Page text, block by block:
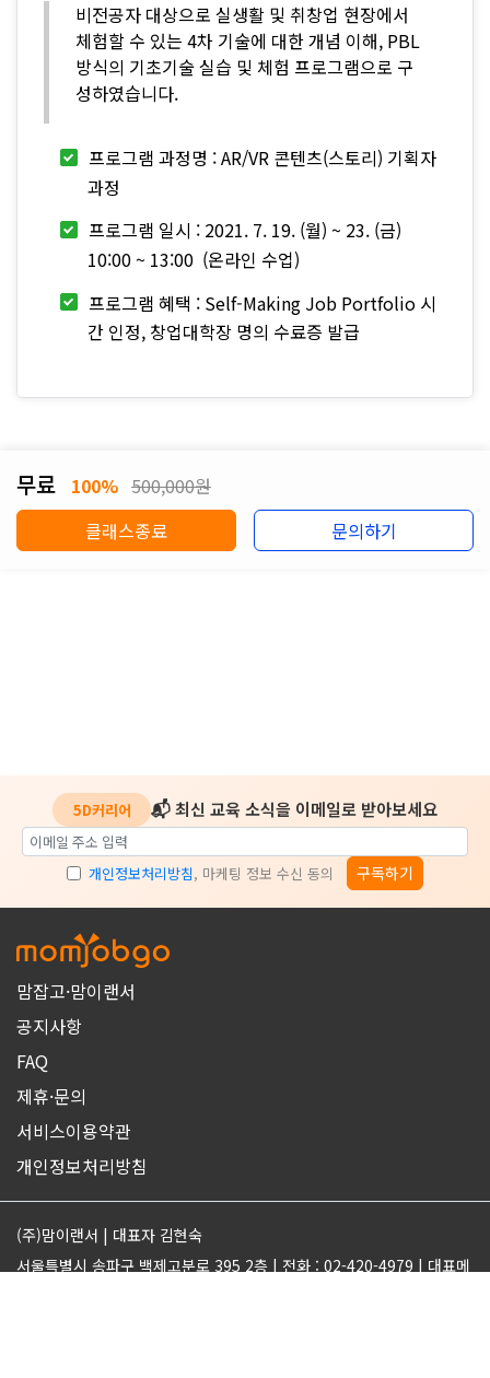
비전공자 대상으로 실생활 및 취창업 현장에서
체험할 수 있는 4차 기술에 대한 개념 이해, PBL
방식의 기초기술 실습 및 체험 프로그램으로 구
성하였습니다.
프로그램 과정명 : AR/VR 콘텐츠(스토리) 기획자
과정
프로그램 일시 : 2021. 7. 19. (월) ~ 23. (금)
10:00 ~ 13:00 (온라인 수업)
프로그램 혜택 : Self-Making Job Portfolio 시
간 인정, 창업대학장 명의 수료증 발급
무료 100% 500,000원
클래스종료
문의하기
5D커리어 📬 최신 교육 소식을 이메일로 받아보세요
개인정보처리방침, 마케팅 정보 수신 동의 구독하기
맘잡고·맘이랜서
공지사항
FAQ
제휴·문의
서비스이용약관
개인정보처리방침
(주)맘이랜서 | 대표자 김현숙
서울특별시 송파구 백제고분로 395 2층 | 전화 : 02-420-4979 | 대표메